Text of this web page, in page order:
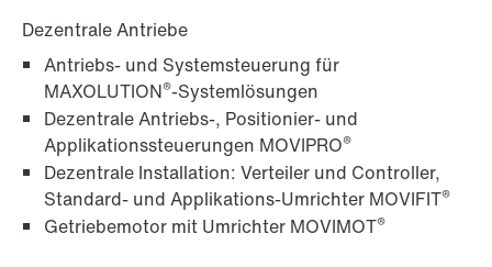
Dezentrale Antriebe
Antriebs- und Systemsteuerung für
MAXOLUTION®-Systemlösungen
Dezentrale Antriebs-, Positionier- und
Applikationssteuerungen MOVIPRO®
Dezentrale Installation: Verteiler und Controller,
Standard- und Applikations-Umrichter MOVIFIT®
Getriebemotor mit Umrichter MOVIMOT®